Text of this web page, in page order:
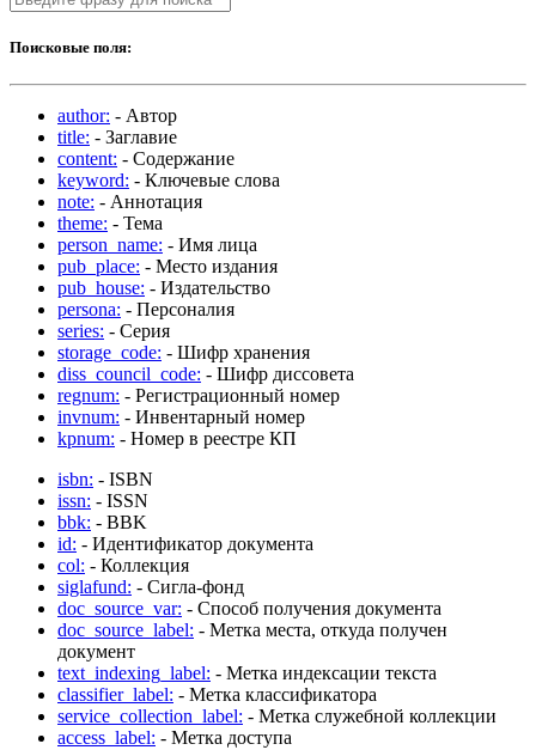
Поисковые поля:
author: - Автор
title: - Заглавие
content: - Содержание
keyword: - Ключевые слова
note: - Аннотация
theme: - Тема
person_name: - Имя лица
pub_place: - Место издания
pub_house: - Издательство
persona: - Персоналия
series: - Серия
storage_code: - Шифр хранения
diss_council_code: - Шифр диссовета
regnum: - Регистрационный номер
invnum: - Инвентарный номер
kpnum: - Номер в реестре КП
isbn: - ISBN
issn: - ISSN
bbk: - BBK
id: - Идентификатор документа
col: - Коллекция
siglafund: - Сигла-фонд
doc_source_var: - Способ получения документа
doc_source_label: - Метка места, откуда получен
документ
text_indexing_label: - Метка индексации текста
classifier_label: - Метка классификатора
service_collection_label: - Метка служебной коллекции
access_label: - Метка доступа